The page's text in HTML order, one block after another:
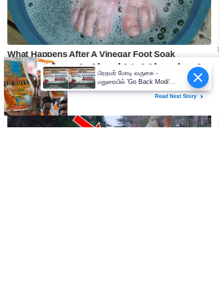
பிரதமர் மோடி வருகை -
மதுரையில் 'Go Back Modi'
போஸ்டர்களால் பரபரப்பு!